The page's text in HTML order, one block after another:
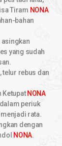
Tiram NONA
bahan
yang sudah
telur rebus dan
Ketupat NONA
periuk
rata.
dengan
NONA.